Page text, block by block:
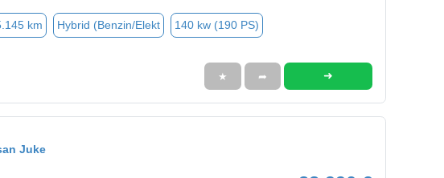
km Hybrid (Benzin/Elekt 140 kw (190 PS)
★ ➦ ➜
Juke